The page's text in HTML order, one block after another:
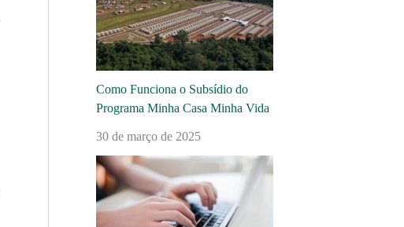
Como Funciona o Subsídio do
Programa Minha Casa Minha Vida
30 de março de 2025